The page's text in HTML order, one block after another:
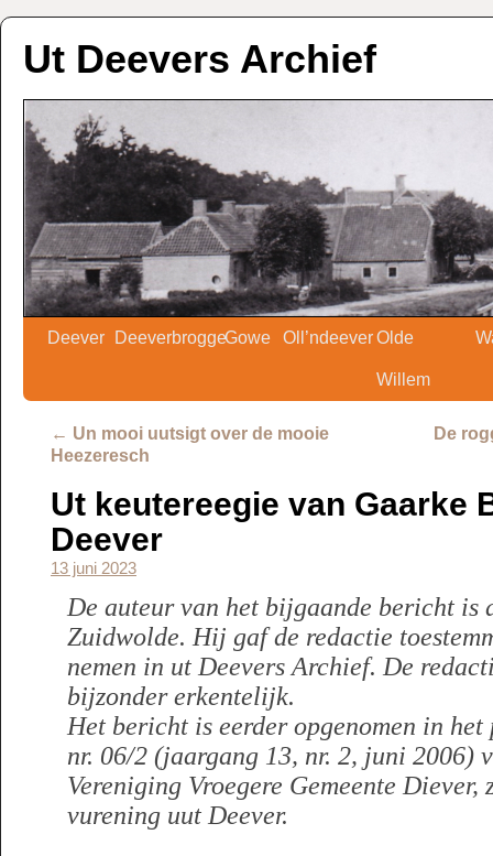
Ut Deevers Archief
Deever DeeverbroggeGowe Oll’ndeeverOlde
Willem
← Un mooi uutsigt over de mooie
Heezeresch
De
Ut keutereegie van Gaarke
Deever
13 juni 2023
De auteur van het bijgaande bericht is
Zuidwolde. Hij gaf de redactie
nemen in ut Deevers Archief. De
bijzonder erkentelijk.
Het bericht is eerder opgenomen in
nr. 06/2 (jaargang 13, nr. 2, juni 2006)
Vereniging Vroegere Gemeente Diever,
vurening uut Deever.